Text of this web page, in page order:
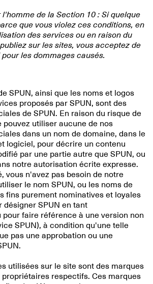
de la Section 10 : Si quelque
que vous violez ces conditions, en
des services ou en raison du
sur les sites, vous acceptez de
les dommages causés.
SPUN, ainsi que les noms et logos
proposés par SPUN, sont des
de SPUN. En raison du risque de
pouvez utiliser aucune de nos
dans un nom de domaine, dans le
logiciel, pour décrire un contenu
par une partie autre que SPUN, ou
notre autorisation écrite expresse.
vous n'avez pas besoin de notre
le nom SPUN, ou les noms de
fins purement nominatives et loyales
désigner SPUN en tant
faire référence à une version non
SPUN), à condition qu'une telle
pas une approbation ou une
utilisées sur le site sont des marques
respectifs. Ces marques